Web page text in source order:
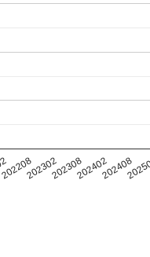
202208202302202308202402202408